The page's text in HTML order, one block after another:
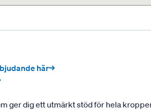
här→
ger dig ett utmärkt stöd för hela